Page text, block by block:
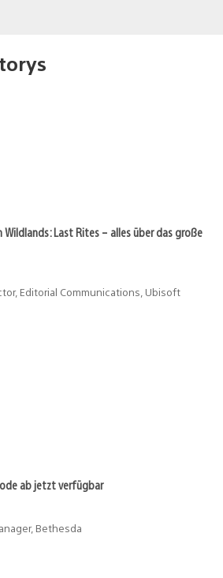
Wildlands: Last Rites – alles über das große
Editorial Communications, Ubisoft
ab jetzt verfügbar
Bethesda